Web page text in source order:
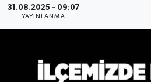
31.08.2025 - 09:07
YAYINLANMA
Haber Arşivi